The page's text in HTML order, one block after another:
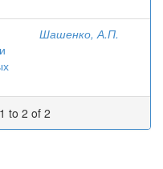
Шашенко, А.П.
to 2 of 2